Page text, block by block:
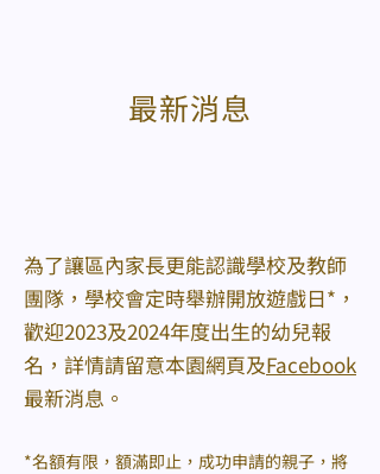
最新消息
為了讓區內家長更能認識學校及教師
團隊，學校會定時舉辦開放遊戲日*，
歡迎2023及2024年度出生的幼兒報
名，詳情請留意本園網頁及Facebook
最新消息。
*名額有限，額滿即止，成功申請的親子，將